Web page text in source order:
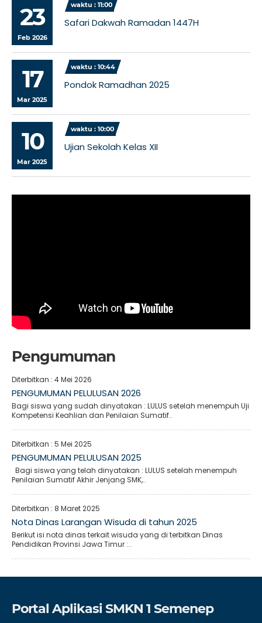
23
Feb 2026
waktu : 11:00
Safari Dakwah Ramadan 1447H
17
Mar 2025
waktu : 10:44
Pondok Ramadhan 2025
10
Mar 2025
waktu : 10:00
Ujian Sekolah Kelas XII
Pengumuman
Diterbitkan : 4 Mei 2026
PENGUMUMAN PELULUSAN 2026
Bagi siswa yang sudah dinyatakan : LULUS setelah menempuh Uji
Kompetensi Keahlian dan Penilaian Sumatif..
Diterbitkan : 5 Mei 2025
PENGUMUMAN PELULUSAN 2025
Bagi siswa yang telah dinyatakan : LULUS setelah menempuh
Penilaian Sumatif Akhir Jenjang SMK,..
Diterbitkan : 8 Maret 2025
Nota Dinas Larangan Wisuda di tahun 2025
Berikut isi nota dinas terkait wisuda yang di terbitkan Dinas
Pendidikan Provinsi Jawa Timur :..
Portal Aplikasi SMKN 1 Semenep